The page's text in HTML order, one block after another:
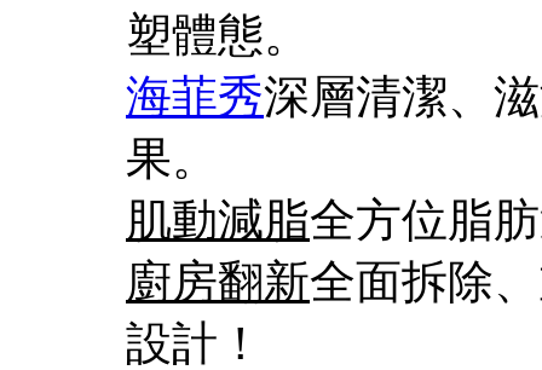
塑體態。
海菲秀深層清潔、
果。
肌動減脂全方位脂
廚房翻新全面拆除
設計！